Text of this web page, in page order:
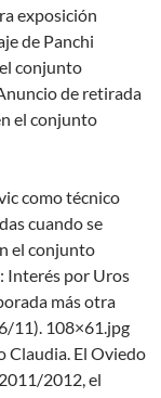
exposición
de Panchi
conjunto
de retirada
el conjunto
como técnico
cuando se
el conjunto
Interés por Uros
más otra
11). 108×61.jpg
Claudia. El Oviedo
2012, el